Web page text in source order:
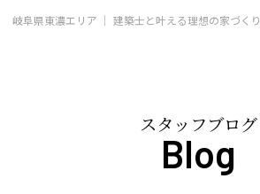
岐阜県東濃エリア ｜ 建築士と叶える理想の家づくり
Blog
スタッフブログ